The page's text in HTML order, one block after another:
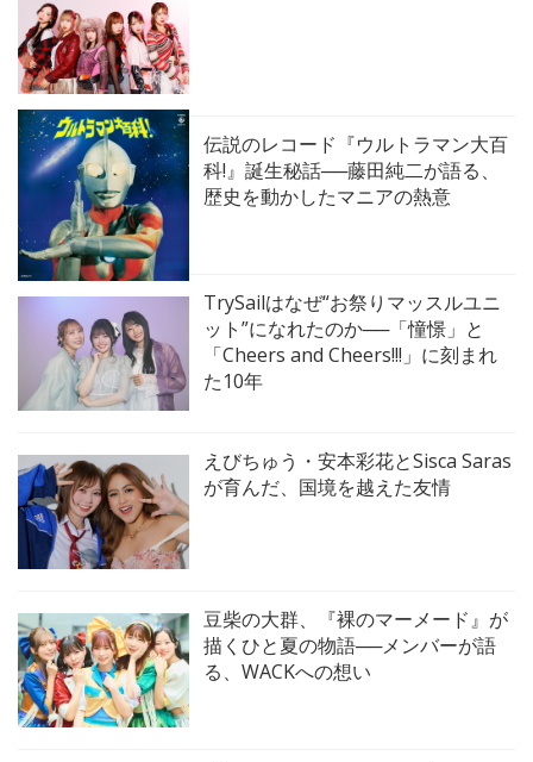
伝説のレコード『ウルトラマン大百
科!』誕生秘話──藤田純二が語る、
歴史を動かしたマニアの熱意
TrySailはなぜ“お祭りマッスルユニ
ット”になれたのか──「憧憬」と
「Cheers and Cheers!!!」に刻まれ
た10年
えびちゅう・安本彩花とSisca Saras
が育んだ、国境を越えた友情
豆柴の大群、『裸のマーメード』が
描くひと夏の物語──メンバーが語
る、WACKへの想い